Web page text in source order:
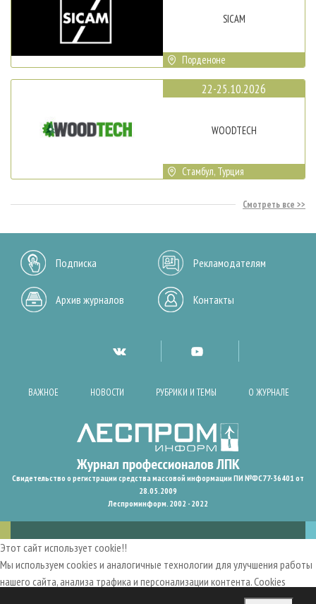
SICAM
Порденоне
22-25.10.2026
WOODTECH
Стамбул, Турция
Смотреть все
Подписка Рекламодателям
Архив журналов Контакты
ВАЖНОЕ НОВОСТИ РУБРИКИ И ТЕМЫ О ЖУРНАЛЕ
Свидетельство о регистрации средства массовой информации ПИ №ФС77-36401 от
28.05.2009
Леспроминформ. 2002 - 2022
Этот сайт использует cookie!!
Мы используем cookies и аналогичные технологии для улучшения работы
нашего сайта, анализа трафика и персонализации контента. Cookies